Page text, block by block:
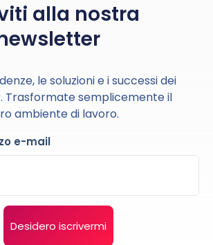
alla nostra
le soluzioni e i successi dei
Trasformate semplicemente il
ambiente di lavoro.
e-mail
Desidero iscrivermi